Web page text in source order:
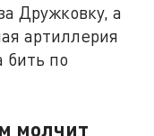
Дружковку, а
артиллерия
бить по
молчит